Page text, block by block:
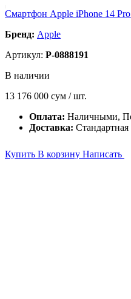
Смартфон Apple iPhone 14
Бренд: Apple
Артикул: P-0888191
В наличии
13 176 000 сум / шт.
Оплата: Наличными,
Доставка: Стандартная
Купить В корзину Написать